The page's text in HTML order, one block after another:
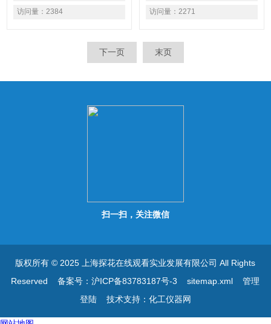
过磅低精度车辆称重或较高精
度静态车辆称重。
访问量： 2384
过磅低精度车辆称重或较高精
度静态车辆称重。
访问量： 2271
下一页 末页
扫一扫，关注微信
版权所有 © 2025 上海探花在线观看实业发展有限公司 All Rights
Reserved备案号：沪ICP备83783187号-3 sitemap.xml
管理
登陆技术支持： 化工仪器网